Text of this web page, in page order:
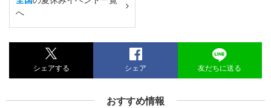
へ
シェアする シェア 友だちに送る
おすすめ情報